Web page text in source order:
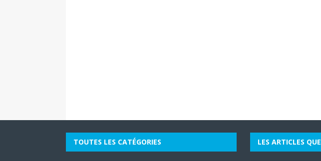
TOUTES LES CATÉGORIES LES ARTICLES